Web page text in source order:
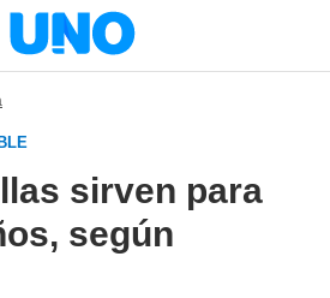
sirven para
según